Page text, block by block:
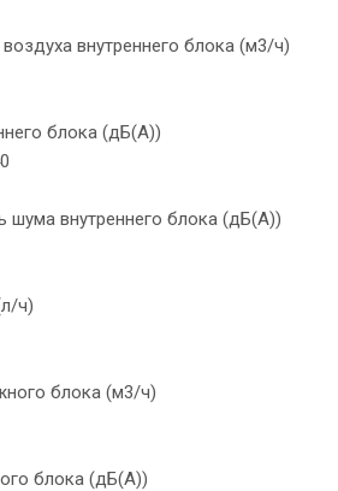
внутреннего блока (м3/ч)
блока (дБ(А))
шума внутреннего блока (дБ(А))
ч)
блока (м3/ч)
блока (дБ(А))